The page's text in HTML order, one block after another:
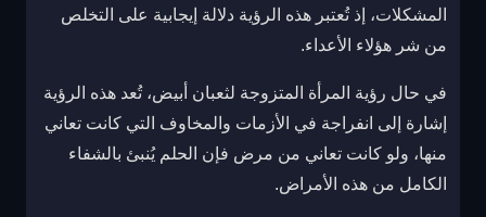
المشكلات، إذ تُعتبر هذه الرؤية دلالة إيجابية على التخلص
من شر هؤلاء الأعداء.
في حال رؤية المرأة المتزوجة لثعبان أبيض، تُعد هذه الرؤية
إشارة إلى انفراجة في الأزمات والمخاوف التي كانت تعاني
منها، ولو كانت تعاني من مرض فإن الحلم يُنبئ بالشفاء
الكامل من هذه الأمراض.